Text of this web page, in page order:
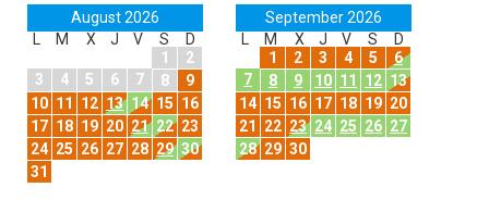
August 2026
M X J V S
D
1
2
3
4 5 6 7 8
9
10 11 12 13 14 15 16
17 18 19 20 21 22 23
24 25 26 27 28 29 30
31
September 2026
M X J V S
D
1
2 3 4 5
6
7
8 9 10 11 12 13
14 15 16 17 18 19 20
21
22 23 24 25 26 27
28 29 30